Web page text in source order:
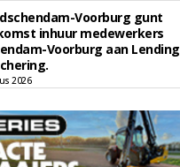
Voorburg gunt
inhuur medewerkers
Voorburg aan Lending
2026